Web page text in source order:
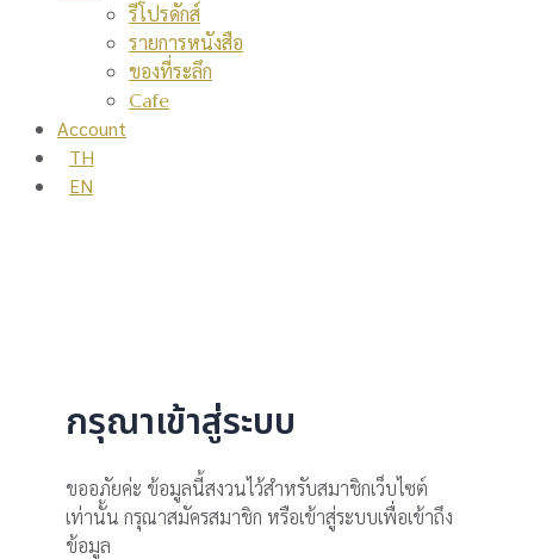
รีโปรดักส์
รายการหนังสือ
ของที่ระลึก
Cafe
Account
TH
EN
กรุณาเข้าสู่ระบบ
ขออภัยค่ะ ข้อมูลนี้สงวนไว้สำหรับสมาชิกเว็บไซต์
เท่านั้น กรุณาสมัครสมาชิก หรือเข้าสู่ระบบเพื่อเข้าถึง
ข้อมูล